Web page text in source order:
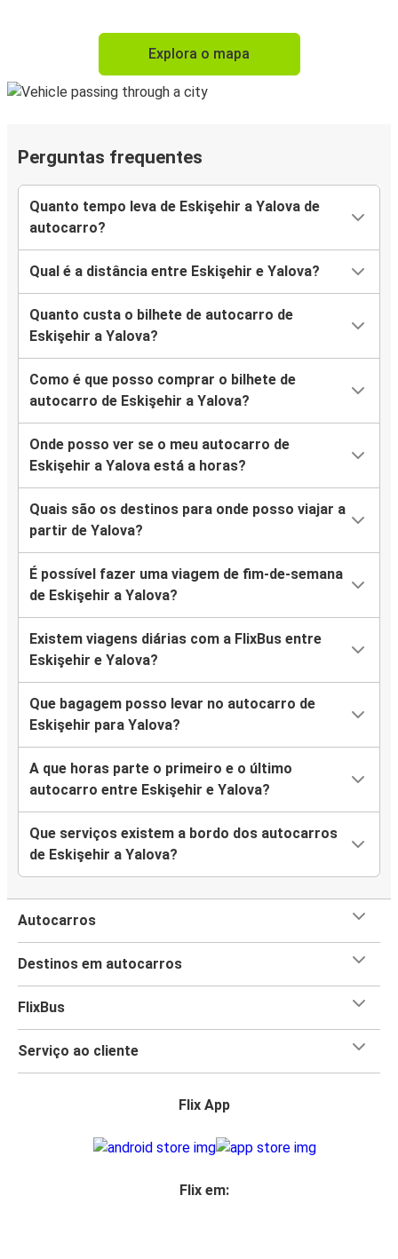
Explora o mapa
Perguntas frequentes
Quanto tempo leva de Eskişehir a Yalova de
autocarro?
Qual é a distância entre Eskişehir e Yalova?
Quanto custa o bilhete de autocarro de
Eskişehir a Yalova?
Como é que posso comprar o bilhete de
autocarro de Eskişehir a Yalova?
Onde posso ver se o meu autocarro de
Eskişehir a Yalova está a horas?
Quais são os destinos para onde posso viajar a
partir de Yalova?
É possível fazer uma viagem de fim-de-semana
de Eskişehir a Yalova?
Existem viagens diárias com a FlixBus entre
Eskişehir e Yalova?
Que bagagem posso levar no autocarro de
Eskişehir para Yalova?
A que horas parte o primeiro e o último
autocarro entre Eskişehir e Yalova?
Que serviços existem a bordo dos autocarros
de Eskişehir a Yalova?
Autocarros
Destinos em autocarros
FlixBus
Serviço ao cliente
Flix App
Flix em: